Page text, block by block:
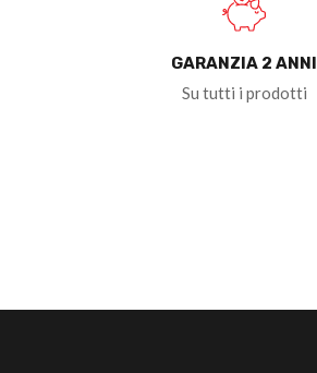
GARANZIA 2 ANNI
Su tutti i prodotti